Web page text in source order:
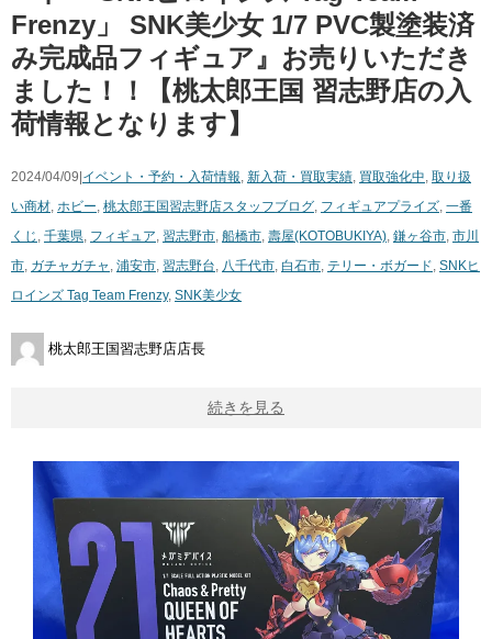
Frenzy」 ​SNK美少女 ​1/7 ​PVC製塗装済
み完成品フィギュア』お売りいただき
ました！！【桃太郎王国 習志野店の入
荷情報となります】
2024/04/09| イベント・予約・入荷情報, 新入荷・買取実績, 買取強化中, 取り扱
い商材, ホビー, 桃太郎王国習志野店スタッフブログ, フィギュアプライズ, 一番
くじ , 千葉県, フィギュア, 習志野市, 船橋市, 壽屋(KOTOBUKIYA), 鎌ヶ谷市, 市川
市, ガチャガチャ , 浦安市, 習志野台, 八千代市, 白石市, テリー・ボガード, SNKヒ
ロインズ ​Tag ​Team ​Frenzy, SNK美少女
桃太郎王国習志野店店長
続きを見る